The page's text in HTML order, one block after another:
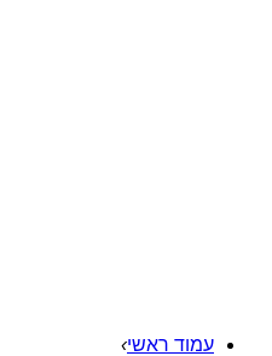
עמוד ראשי›